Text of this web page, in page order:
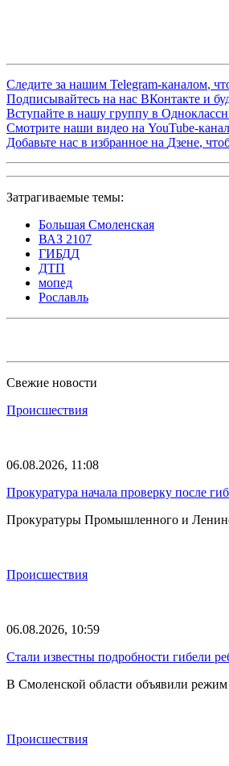
Следите за нашим Telegram-каналом,
Подписывайтесь на нас ВКонтакте и
Вступайте в нашу группу в
Смотрите наши видео на YouTube-
Добавьте нас в избранное на Дзене,
Затрагиваемые темы:
Большая Смоленская
ВАЗ 2107
ГИБДД
ДТП
мопед
Рославль
Свежие новости
Происшествия
06.08.2026, 11:08
Прокуратура начала проверку после
Прокуратуры Промышленного и
Происшествия
06.08.2026, 10:59
Стали известны подробности гибели
В Смоленской области объявили
Происшествия